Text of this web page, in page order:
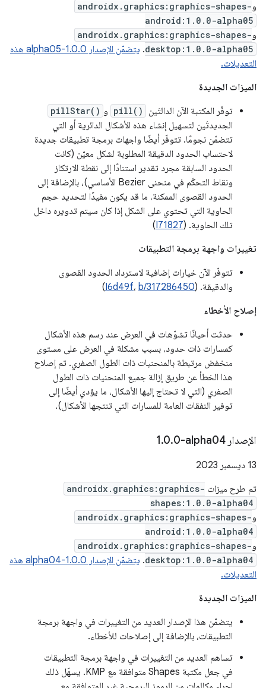
وandroidx.graphics:graphics-shapes-
android:1.0.0-alpha05
وandroidx.graphics:graphics-shapes-
desktop:1.0.0-alpha05
.
يتضمّن الإصدار 1.0.0-alpha05 هذه
التعديلات.
الميزات الجديدة
توفّر المكتبة الآن الدالتَين
pill() و pillStar()
الجديدتَين لتسهيل إنشاء هذه الأشكال الدائرية أو التي
تتضمّن نجومًا. تتوفّر أيضًا واجهات برمجة تطبيقات جديدة
لاحتساب الحدود الدقيقة المطلوبة لشكل معيّن (كانت
الحدود السابقة مجرد تقدير استنادًا إلى نقطة الارتكاز
ونقاط التحكّم في منحنى Bezier الأساسي)، بالإضافة إلى
الحدود القصوى الممكنة، ما قد يكون مفيدًا لتحديد حجم
الحاوية التي تحتوي على الشكل إذا كان سيتم تدويره داخل
تلك الحاوية. (I71827
)
تغييرات واجهة برمجة التطبيقات
تتوفّر الآن خيارات إضافية لاسترداد الحدود القصوى
والدقيقة. (
I6d49f، b/317286450
)
إصلاح الأخطاء
حدثت أحيانًا تشوّهات في العرض عند رسم هذه الأشكال
كمسارات ذات حدود، بسبب مشكلة في العرض على مستوى
منخفض مرتبطة بالمنحنيات ذات الطول الصفري. تم إصلاح
هذا الخطأ عن طريق إزالة جميع المنحنيات ذات الطول
الصفري (التي لا تحتاج إليها الأشكال، ما يؤدي أيضًا إلى
توفير النفقات العامة للمسارات التي تنتجها الأشكال).
الإصدار ‎1 .0.0-alpha04
‫13 ديسمبر 2023
تم طرح ميزات androidx.graphics:graphics-
shapes:1.0.0-alpha04
وandroidx.graphics:graphics-shapes-
android:1.0.0-alpha04
وandroidx.graphics:graphics-shapes-
desktop:1.0.0-alpha04
.
يتضمّن الإصدار 1.0.0-alpha04 هذه
التعديلات.
الميزات الجديدة
يتضمّن هذا الإصدار العديد من التغييرات في واجهة برمجة
التطبيقات، بالإضافة إلى إصلاحات للأخطاء.
تساهم العديد من التغييرات في واجهة برمجة التطبيقات
في جعل مكتبة Shapes متوافقة مع KMP. يسهّل ذلك